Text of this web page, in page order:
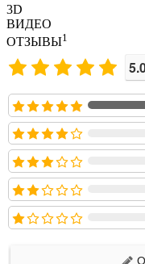
3D
ВИДЕО
ОТЗЫВЫ1